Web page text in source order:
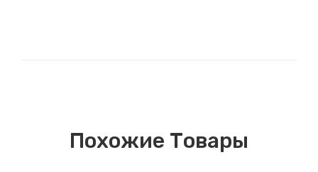
Похожие Товары